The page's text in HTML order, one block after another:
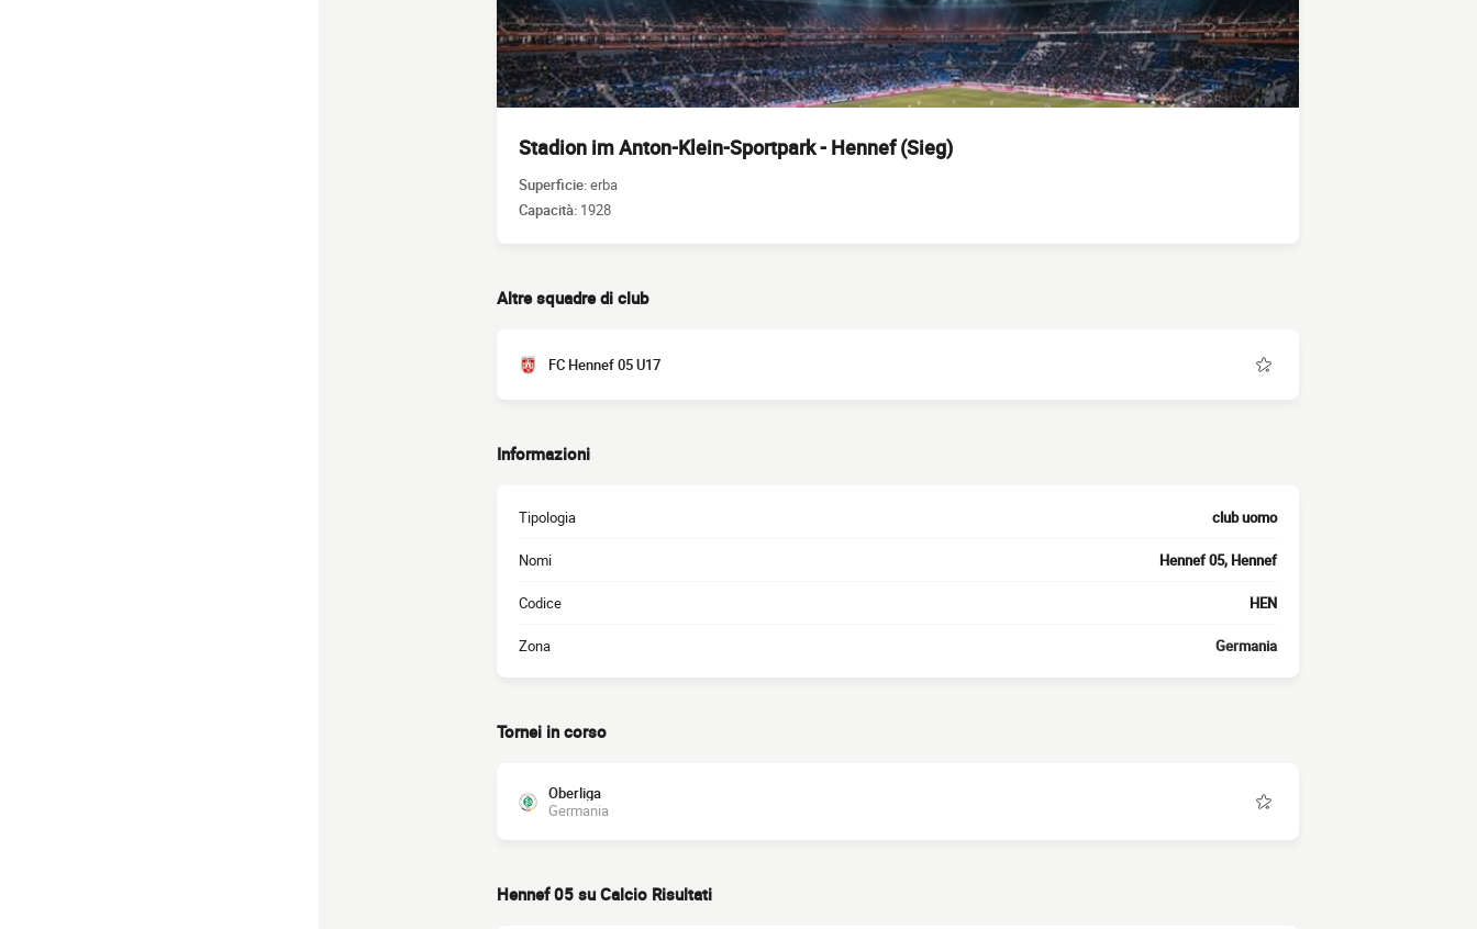
Stadion im Anton-Klein-Sportpark - Hennef (Sieg)
Superficie:erba
Capacità: 1928
Altre squadre di club
FC Hennef 05 U17
Informazioni
Tipologia club uomo
Nomi Hennef 05, Hennef
Codice HEN
Zona Germania
Tornei in corso
Oberliga
Germania
Hennef 05 su Calcio Risultati